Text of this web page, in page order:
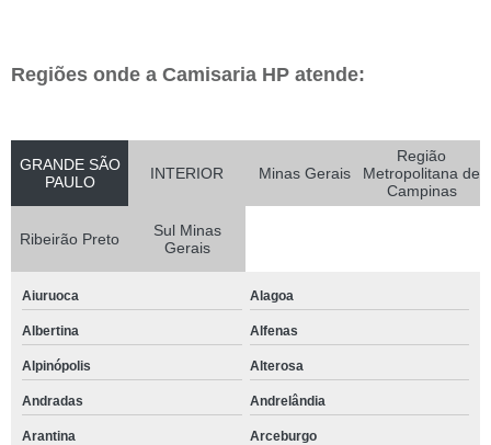
Regiões onde a Camisaria HP atende:
GRANDE SÃO
PAULO
INTERIOR Minas Gerais
Região
Metropolitana de
Campinas
Ribeirão Preto
Sul Minas
Gerais
Aiuruoca Alagoa
Albertina Alfenas
Alpinópolis Alterosa
Andradas Andrelândia
Arantina Arceburgo